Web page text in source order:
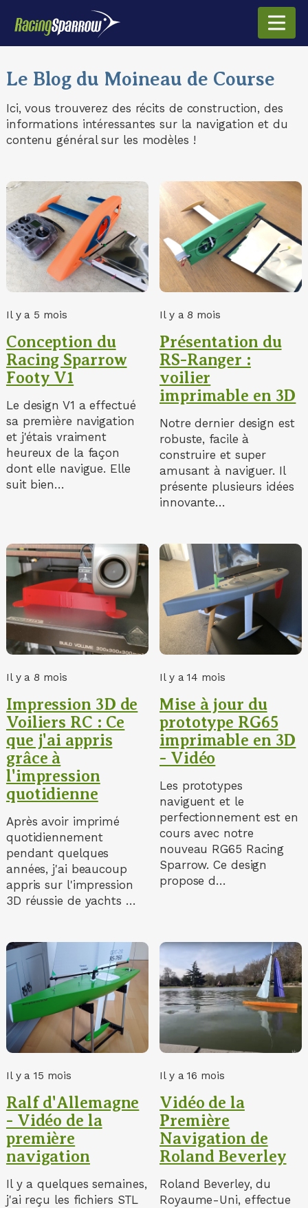
Le Blog du Moineau de Course
Ici, vous trouverez des récits de construction, des
informations intéressantes sur la navigation et du
contenu général sur les modèles !
Il y a 5 mois
Conception du
Racing Sparrow
Footy V1
Le design V1 a effectué
sa première navigation
et j'étais vraiment
heureux de la façon
dont elle navigue. Elle
suit bien…
Il y a 8 mois
Présentation du
RS-Ranger :
voilier
imprimable en 3D
Notre dernier design est
robuste, facile à
construire et super
amusant à naviguer. Il
présente plusieurs idées
innovante…
Il y a 8 mois
Impression 3D de
Voiliers RC : Ce
que j'ai appris
grâce à
l'impression
quotidienne
Après avoir imprimé
quotidiennement
pendant quelques
années, j'ai beaucoup
appris sur l'impression
3D réussie de yachts …
Il y a 14 mois
Mise à jour du
prototype RG65
imprimable en 3D
- Vidéo
Les prototypes
naviguent et le
perfectionnement est en
cours avec notre
nouveau RG65 Racing
Sparrow. Ce design
propose d…
Il y a 15 mois
Ralf d'Allemagne
- Vidéo de la
première
navigation
Il y a quelques semaines,
j'ai reçu les fichiers STL
Il y a 16 mois
Vidéo de la
Première
Navigation de
Roland Beverley
Roland Beverley, du
Royaume-Uni, effectue